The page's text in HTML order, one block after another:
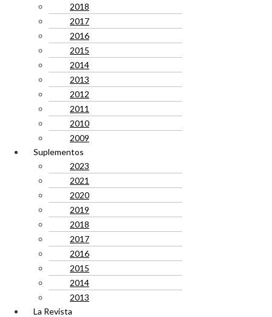
2018
2017
2016
2015
2014
2013
2012
2011
2010
2009
Suplementos
2023
2021
2020
2019
2018
2017
2016
2015
2014
2013
La Revista